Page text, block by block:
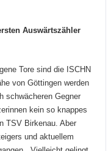
Auswärtszähler
Tore sind die ISCHN
von Göttingen werden
schwächeren Gegner
kein so knappes
TSV Birkenau. Aber
und aktuellem